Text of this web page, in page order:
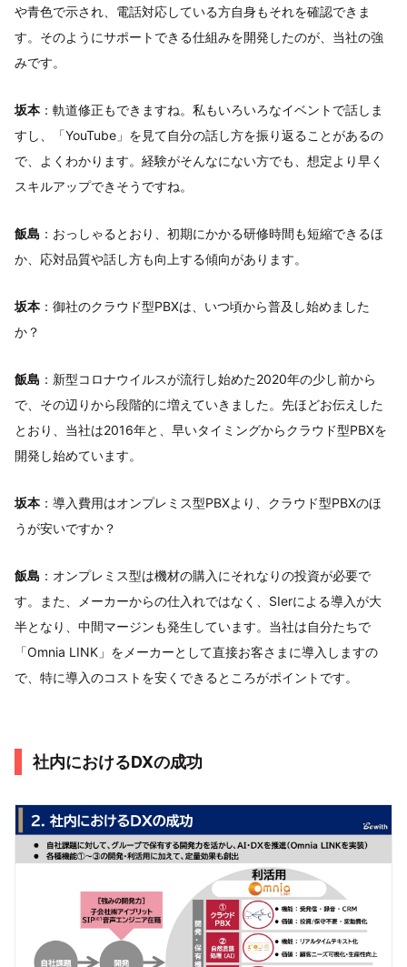
や青色で示され、電話対応している方自身もそれを確認できま
す。そのようにサポートできる仕組みを開発したのが、当社の強
みです。
坂本 ：軌道修正もできますね。私もいろいろなイベントで話しま
すし、「YouTube」を見て自分の話し方を振り返ることがあるの
で、よくわかります。経験がそんなにない方でも、想定より早く
スキルアップできそうですね。
飯島 ：おっしゃるとおり、初期にかかる研修時間も短縮できるほ
か、応対品質や話し方も向上する傾向があります。
坂本 ：御社のクラウド型PBXは、いつ頃から普及し始めました
か？
飯島 ：新型コロナウイルスが流行し始めた2020年の少し前から
で、その辺りから段階的に増えていきました。先ほどお伝えした
とおり、当社は2016年と、早いタイミングからクラウド型PBXを
開発し始めています。
坂本 ：導入費用はオンプレミス型PBXより、クラウド型PBXのほ
うが安いですか？
飯島 ：オンプレミス型は機材の購入にそれなりの投資が必要で
す。また、メーカーからの仕入れではなく、SIerによる導入が大
半となり、中間マージンも発生しています。当社は自分たちで
「Omnia LINK」をメーカーとして直接お客さまに導入しますの
で、特に導入のコストを安くできるところがポイントです。
社内におけるDXの成功